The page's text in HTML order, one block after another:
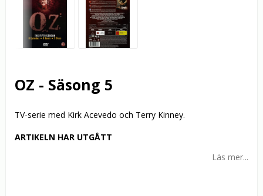
OZ - Säsong 5
TV-serie med Kirk Acevedo och Terry Kinney.
ARTIKELN HAR UTGÅTT
Läs mer...